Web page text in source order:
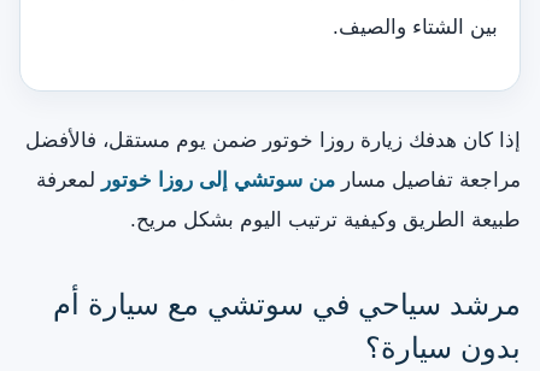
بين الشتاء والصيف.
إذا كان هدفك زيارة روزا خوتور ضمن يوم مستقل، فالأفضل
مراجعة تفاصيل مسار من سوتشي إلى روزا خوتور لمعرفة
طبيعة الطريق وكيفية ترتيب اليوم بشكل مريح.
مرشد سياحي في سوتشي مع سيارة أم
بدون سيارة؟